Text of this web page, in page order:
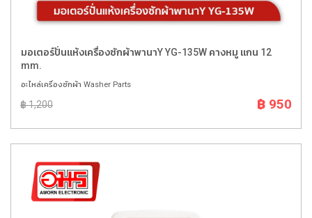
มอเตอร์ปั่นแห้งเครื่องซักผ้าพานาY YG-135W คางหมู แกน 12
mm.
อะไหล่เครื่องซักผ้า Washer Parts
฿ 1,200 ฿ 950